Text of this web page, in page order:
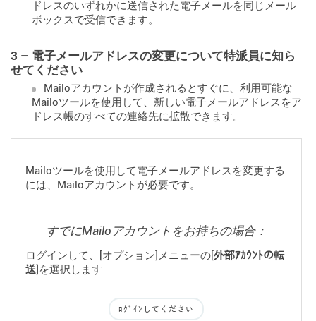
ドレスのいずれかに送信された電子メールを同じメール
ボックスで受信できます。
3 – 電子メールアドレスの変更について特派員に知ら
せてください
Mailoアカウントが作成されるとすぐに、利用可能な
Mailoツールを使用して、新しい電子メールアドレスをア
ドレス帳のすべての連絡先に拡散できます。
Mailoツールを使用して電子メールアドレスを変更する
には、Mailoアカウントが必要です。
すでにMailoアカウントをお持ちの場合：
ログインして、[オプション]メニューの[外部ｱｶｳﾝﾄの転
送]を選択します
ﾛｸﾞｲﾝしてください